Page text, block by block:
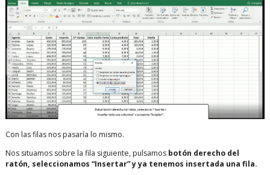
Con las filas nos pasaría lo mismo.
Nos situamos sobre la fila siguiente, pulsamos botón derecho del
ratón, seleccionamos “Insertar” y ya tenemos insertada una fila.